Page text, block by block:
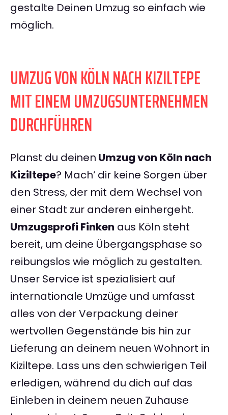
gestalte Deinen Umzug so einfach wie
möglich.
UMZUG VON KÖLN NACH KIZILTEPE
MIT EINEM UMZUGSUNTERNEHMEN
DURCHFÜHREN
Planst du deinen Umzug von Köln nach
Kiziltepe? Mach‘ dir keine Sorgen über
den Stress, der mit dem Wechsel von
einer Stadt zur anderen einhergeht.
Umzugsprofi Finken aus Köln steht
bereit, um deine Übergangsphase so
reibungslos wie möglich zu gestalten.
Unser Service ist spezialisiert auf
internationale Umzüge und umfasst
alles von der Verpackung deiner
wertvollen Gegenstände bis hin zur
Lieferung an deinem neuen Wohnort in
Kiziltepe. Lass uns den schwierigen Teil
erledigen, während du dich auf das
Einleben in deinem neuen Zuhause